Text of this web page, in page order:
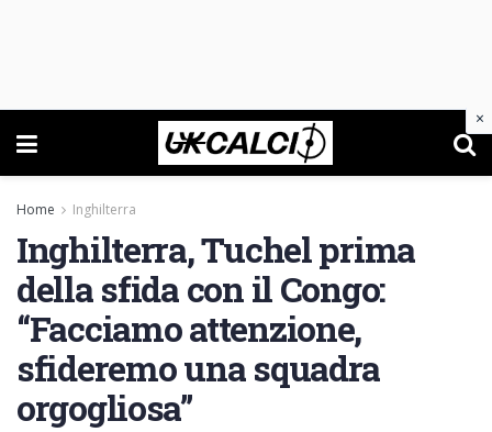
Home Inghilterra
Inghilterra, Tuchel prima
della sfida con il Congo:
“Facciamo attenzione,
sfideremo una squadra
orgogliosa”
×